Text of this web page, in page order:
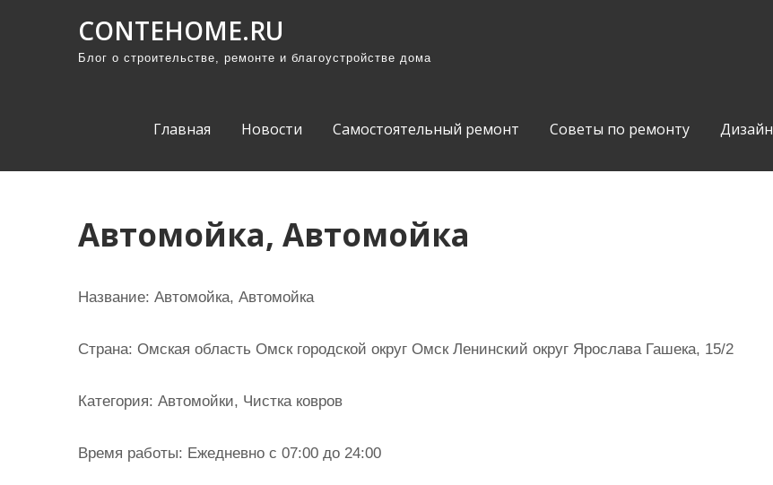
CONTEHOME.RU
Блог о строительстве, ремонте и благоустройстве дома
Главная Новости Самостоятельный ремонт Советы по ремонту Дизайн
Автомойка, Автомойка
Название: Автомойка, Автомойка
Страна: Омская область Омск городской округ Омск Ленинский округ Ярослава Гашека, 15/2
Категория: Автомойки, Чистка ковров
Время работы: Ежедневно с 07:00 до 24:00